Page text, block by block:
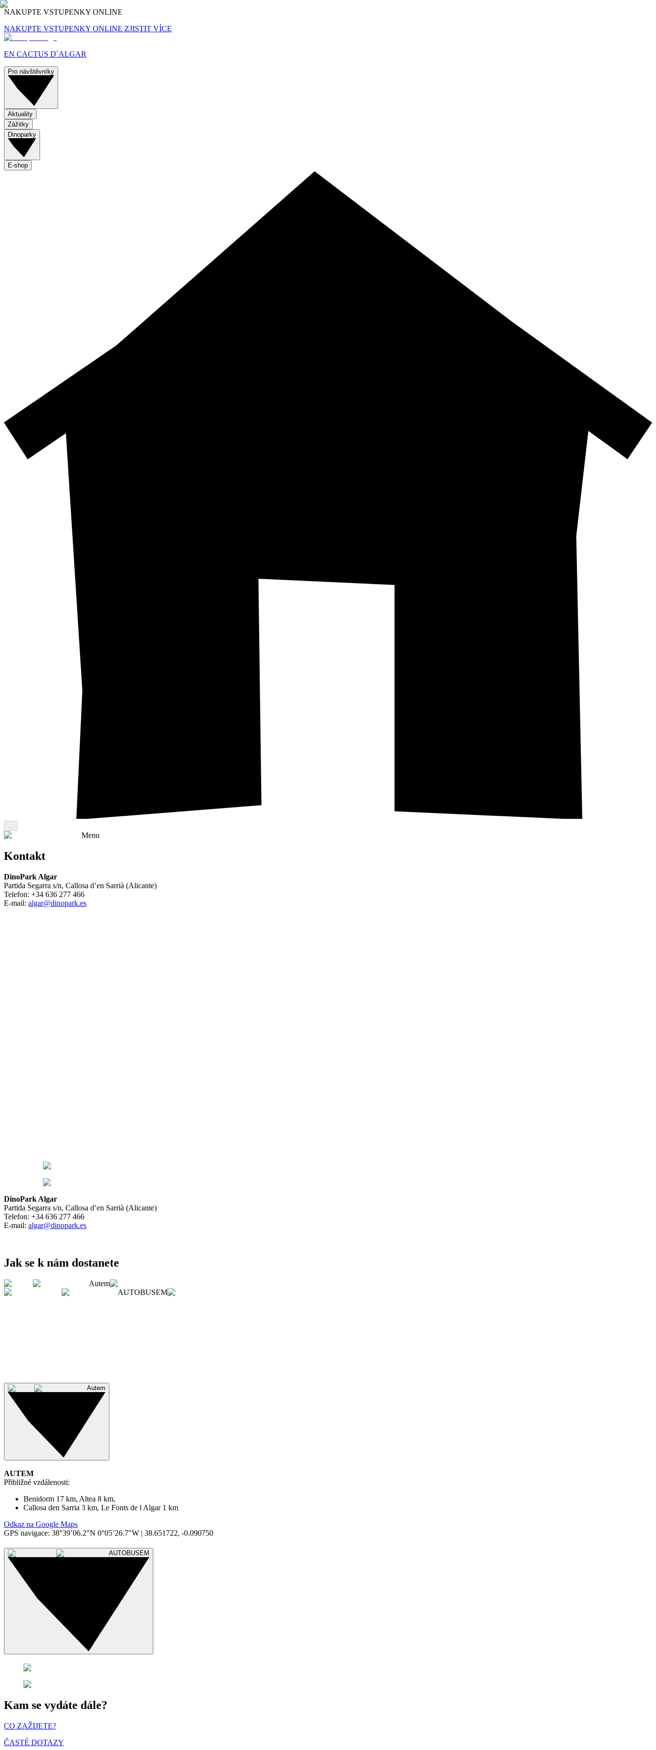
NAKUPTE VSTUPENKY ONLINE
NAKUPTE VSTUPENKY ONLINE ZJISTIT VÍCE
EN CACTUS D`ALGAR
Pro návštěvníky
Aktuality
Zážitky
Dinoparky
E-shop
Menu
Kontakt
DinoPark Algar
Partida Segarra s/n, Callosa d’en Sarrià (Alicante)
Telefon: +34 636 277 466
E-mail: algar@dinopark.es
DinoPark Algar
Partida Segarra s/n, Callosa d’en Sarrià (Alicante)
Telefon: +34 636 277 466
E-mail: algar@dinopark.es
Jak se k nám dostanete
Autem
AUTOBUSEM
Autem
AUTEM
Přibližné vzdálenosti:
Benidorm 17 km, Altea 8 km,
Callosa den Sarria 3 km, Le Fonts de l Algar 1 km
Odkaz na Google Maps
GPS navigace: 38°39’06.2″N 0°05’26.7″W | 38.651722, -0.090750
AUTOBUSEM
Kam se vydáte dále?
CO ZAŽIJETE?
ČASTÉ DOTAZY